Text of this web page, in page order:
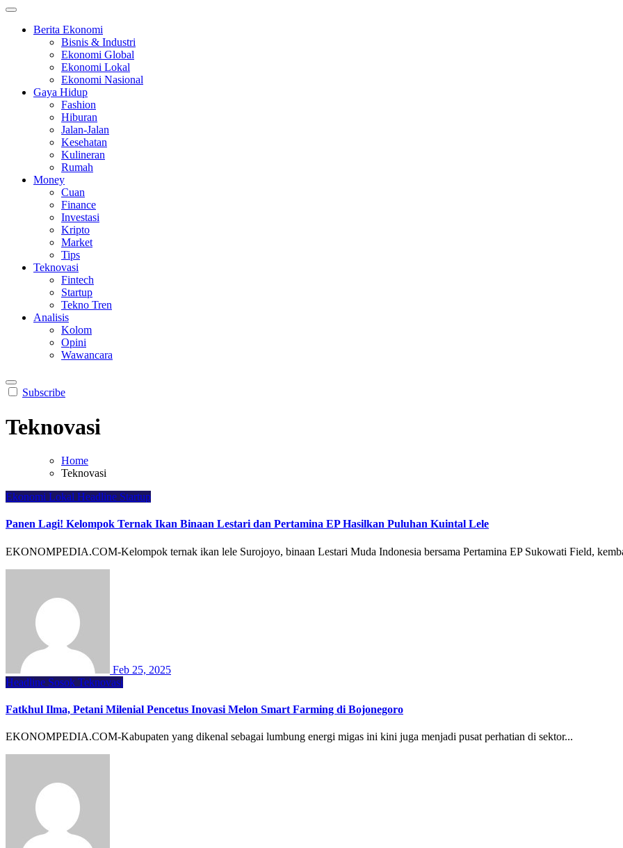
Berita Ekonomi
Bisnis & Industri
Ekonomi Global
Ekonomi Lokal
Ekonomi Nasional
Gaya Hidup
Fashion
Hiburan
Jalan-Jalan
Kesehatan
Kulineran
Rumah
Money
Cuan
Finance
Investasi
Kripto
Market
Tips
Teknovasi
Fintech
Startup
Tekno Tren
Analisis
Kolom
Opini
Wawancara
Subscribe
Teknovasi
Home
Teknovasi
Ekonomi Lokal Headline Startup
Panen Lagi! Kelompok Ternak Ikan Binaan Lestari dan Pertamina EP Hasilkan Puluhan Kuintal Lele
EKONOMPEDIA.COM-Kelompok ternak ikan lele Surojoyo, binaan Lestari Muda Indonesia bersama Pertamina EP Sukowati Field,
Feb 25, 2025
Headline Sosok Teknovasi
Fatkhul Ilma, Petani Milenial Pencetus Inovasi Melon Smart Farming di Bojonegoro
EKONOMPEDIA.COM-Kabupaten yang dikenal sebagai lumbung energi migas ini kini juga menjadi pusat perhatian di sektor...